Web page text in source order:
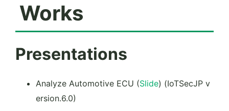
Works
Presentations
Analyze Automotive ECU (Slide) (IoTSecJP v
ersion.6.0)